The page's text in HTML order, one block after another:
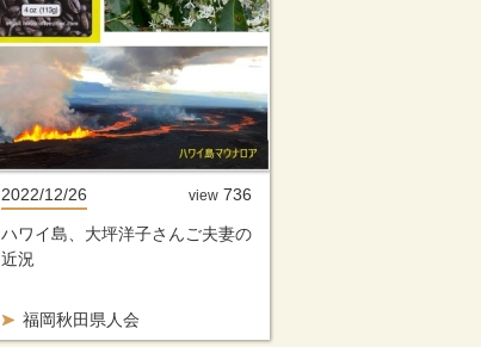
2022/12/26
福岡秋田県人会
ハワイ島、大坪洋子さんご夫妻の
近況
view 736